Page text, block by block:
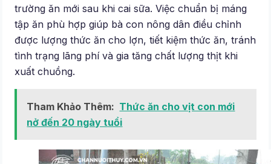
trường ăn mới sau khi cai sữa. Việc chuẩn bị máng
tập ăn phù hợp giúp bà con nông dân điều chỉnh
được lượng thức ăn cho lợn, tiết kiệm thức ăn, tránh
tình trạng lãng phí và gia tăng chất lượng thịt khi
xuất chuồng.
Tham Khảo Thêm: Thức ăn cho vịt con mới
nở đến 20 ngày tuổi